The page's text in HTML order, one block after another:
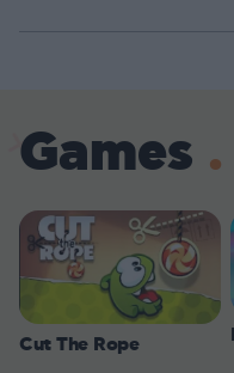
Games
Cut The Rope